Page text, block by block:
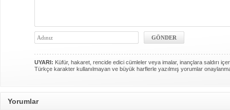
UYARI: Küfür, hakaret, rencide edici cümleler veya imalar, inançlara saldırı
Türkçe karakter kullanılmayan ve büyük harflerle yazılmış yorumlar
Yorumlar